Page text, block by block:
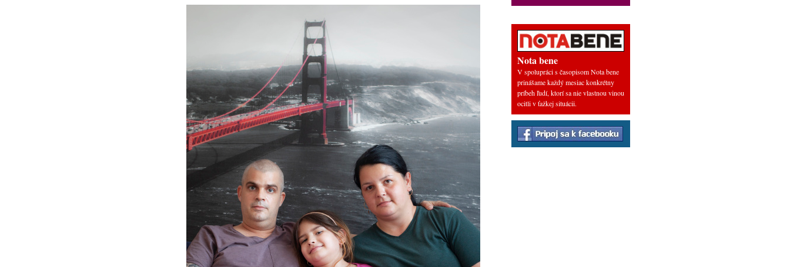
Nota bene
V spolupráci s časopisom Nota bene
prinášame každý mesiac konkrétny
príbeh ľudí, ktorí sa nie vlastnou vinou
ocitli v ťažkej situácii.